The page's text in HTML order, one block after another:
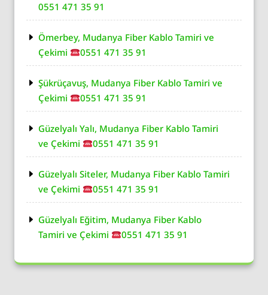
0551 471 35 91
Ömerbey, Mudanya Fiber Kablo Tamiri ve
Çekimi
0551 471 35 91
Şükrüçavuş, Mudanya Fiber Kablo Tamiri ve
Çekimi
0551 471 35 91
Güzelyalı Yalı, Mudanya Fiber Kablo Tamiri
ve Çekimi
0551 471 35 91
Güzelyalı Siteler, Mudanya Fiber Kablo Tamiri
ve Çekimi
0551 471 35 91
Güzelyalı Eğitim, Mudanya Fiber Kablo
Tamiri ve Çekimi
0551 471 35 91